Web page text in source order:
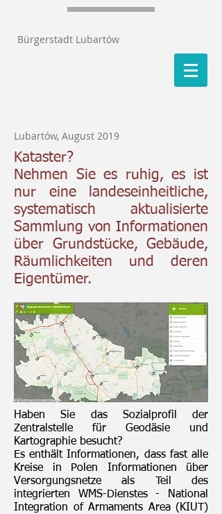
Bürgerstadt Lubartów
Lubartów, August 2019
Kataster?
Nehmen Sie es ruhig, es ist
nur eine landeseinheitliche,
systematisch aktualisierte
Sammlung von Informationen
über Grundstücke, Gebäude,
Räumlichkeiten und deren
Eigentümer.
Haben Sie das Sozialprofil der
Zentralstelle für Geodäsie und
Kartographie besucht?
Es enthält Informationen, dass fast alle
Kreise in Polen Informationen über
Versorgungsnetze als Teil des
integrierten WMS-Dienstes - National
Integration of Armaments Area (KIUT)